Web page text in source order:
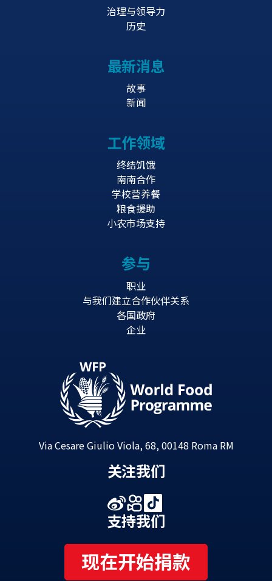
治理与领导力
历史
最新消息
故事
新闻
工作领域
终结饥饿
南南合作
学校营养餐
粮食援助
小农市场支持
参与
职业
与我们建立合作伙伴关系
各国政府
企业
Via Cesare Giulio Viola, 68, 00148 Roma RM
关注我们
支持我们
现在开始捐款